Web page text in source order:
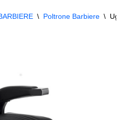
\ Poltrone Barbiere \ Ugo